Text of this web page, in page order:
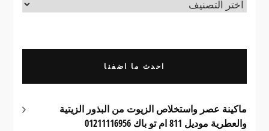
منتجاتنا
احدث ما اضفنا
ماكينة عصر واستخلاص الزيوت من البذور الزيتية
والعطرية موديل 811 ام تو باك 01211116956